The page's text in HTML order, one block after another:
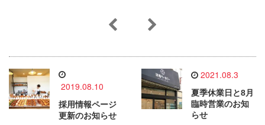
2019.08.10
採用情報ページ
更新のお知らせ
2021.08.3
夏季休業日と8月
臨時営業のお知
らせ